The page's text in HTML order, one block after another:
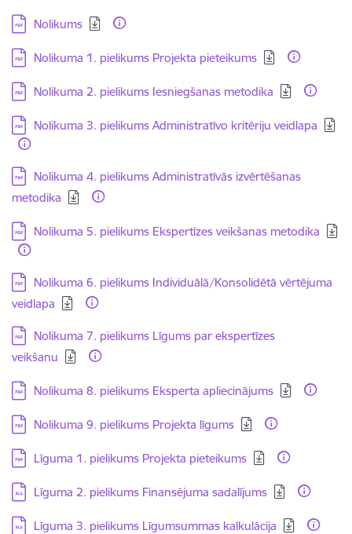
Lejupielādēt:
Nolikums
Lejupielādēt:
Nolikuma 1. pielikums Projekta pieteikums
Lejupielādēt:
Nolikuma 2. pielikums Iesniegšanas metodika
Lejupielādēt:
Nolikuma 3. pielikums Administratīvo kritēriju veidlapa
Lejupielādēt:
Nolikuma 4. pielikums Administratīvās izvērtēšanas
metodika
Lejupielādēt:
Nolikuma 5. pielikums Ekspertīzes veikšanas metodika
Lejupielādēt:
Nolikuma 6. pielikums Individuālā/Konsolidētā vērtējuma
veidlapa
Lejupielādēt:
Nolikuma 7. pielikums Līgums par ekspertīzes
veikšanu
Lejupielādēt:
Nolikuma 8. pielikums Eksperta apliecinājums
Lejupielādēt:
Nolikuma 9. pielikums Projekta līgums
Lejupielādēt:
Līguma 1. pielikums Projekta pieteikums
Lejupielādēt:
Līguma 2. pielikums Finansējuma sadalījums
Lejupielādēt:
Līguma 3. pielikums Līgumsummas kalkulācija